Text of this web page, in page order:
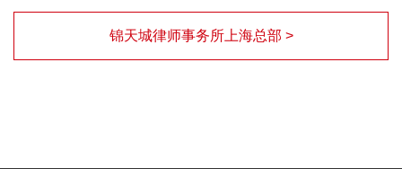
锦天城律师事务所上海总部 >